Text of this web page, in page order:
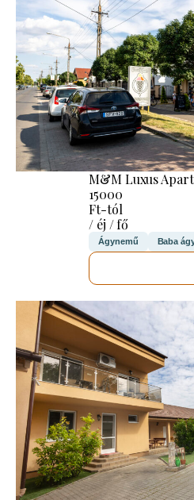
M&M Luxus
15000
Ft-tól
/ éj / fő
Ágynemű Baba